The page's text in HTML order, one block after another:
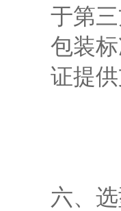
于第
包装
证提
六、